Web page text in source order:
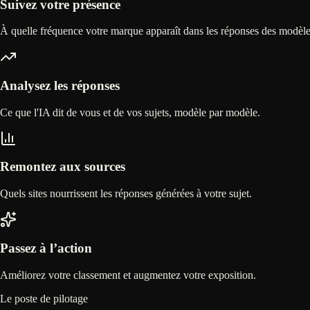
Suivez votre présence
À quelle fréquence votre marque apparaît dans les réponses des
Analysez les réponses
Ce que l'IA dit de vous et de vos sujets, modèle par modèle.
Remontez aux sources
Quels sites nourrissent les réponses générées à votre sujet.
Passez à l’action
Améliorez votre classement et augmentez votre exposition.
Le poste de pilotage